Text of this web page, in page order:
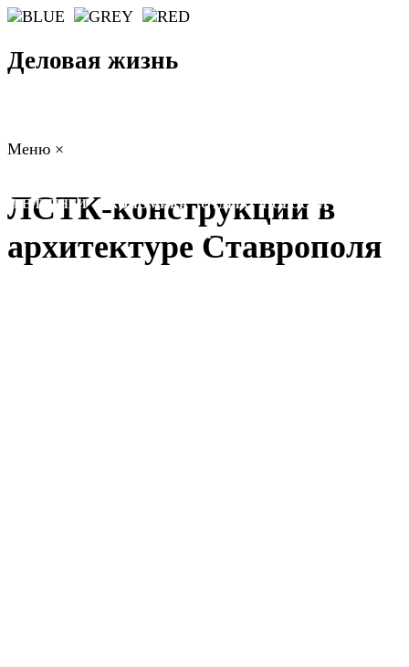
Деловая жизнь
Меню ×
РЕЙТИНГИ ЭКОНОМИКА ОТДЫХ НОВОСТИ
КОНТАКТЫ
ЛСТК-конструкции в
архитектуре Ставрополя